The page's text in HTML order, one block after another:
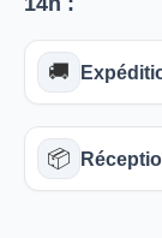
🚚
📦